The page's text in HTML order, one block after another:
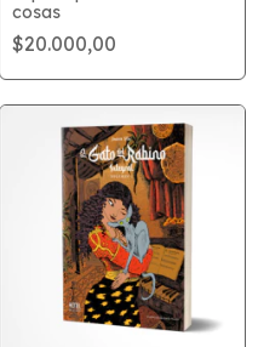
cosas
$20.000,00